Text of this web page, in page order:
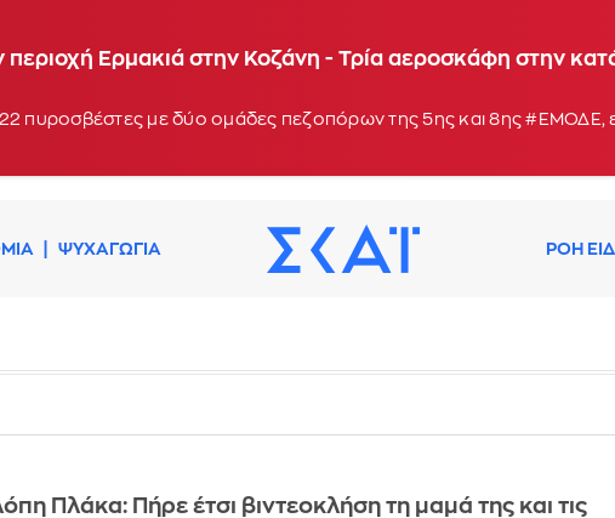
- Μήνυμα από το 112 για ετοιμότητα
Ερμακιά στην Κοζάνη - Τρία αεροσκάφη στην
πυροσβέστες με δύο ομάδες πεζοπόρων της 5ης και 8ης #ΕΜΟΔΕ,
ΨΥΧΑΓΩΓΙΑ ΡΟΗ
Πλάκα: Πήρε έτσι βιντεοκλήση τη μαμά της και τις